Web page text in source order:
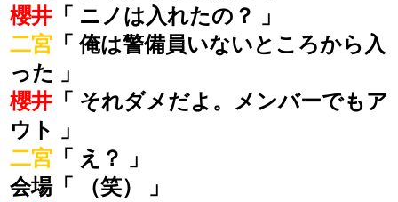
櫻井 「 ニノは入れたの？ 」
二宮 「 俺は警備員いないところから入
った 」
櫻井 「 それダメだよ。メンバーでもア
ウト 」
二宮 「 え？ 」
会場「 （笑） 」